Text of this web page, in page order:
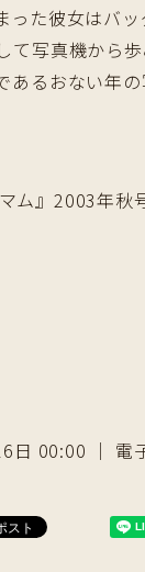
った彼女はバッ
て写真機から歩
あるおない年の
ム』2003年秋
日 00:00 ｜ 電